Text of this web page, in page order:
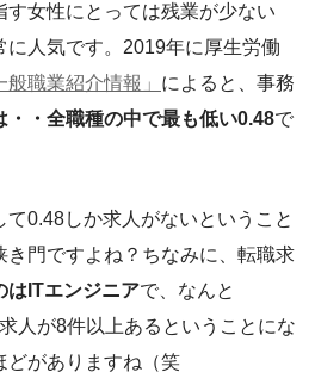
女性にとっては残業が少ない
に人気です。2019年に厚生労働
般職業紹介情報」 によると、事務
・・全職種の中で最も低い0.48で
0.48しか求人がないということ
き門ですよね？ちなみに、転職求
はITエンジニアで、なんと
人が8件以上あるということにな
どがありますね（笑